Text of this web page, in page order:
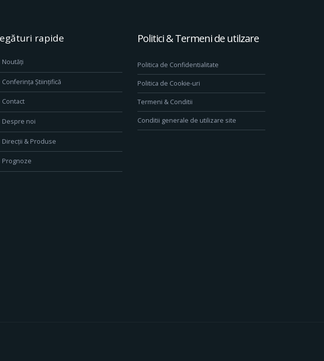
rapide
Noutăți
Conferința Științifică
Contact
Despre noi
Direcţii & Produse
Prognoze
Politici & Termeni de utilzare
Politica de Confidentialitate
Politica de Cookie-uri
Termeni & Conditii
Conditii generale de utilizare site